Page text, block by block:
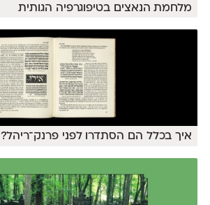
מלחמת הנאצים בטיפוגרפיה הגותית
איך בכלל הם הסתדרו לפני פרנק־ריהל?